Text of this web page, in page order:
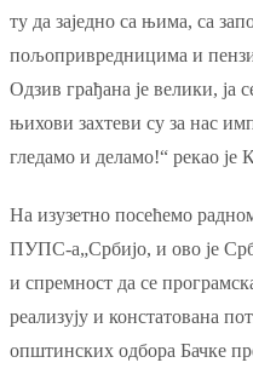
ту да заједно са њима, са
пољопривредницима и
Одзив грађана је велики, ја
њихови захтеви су за нас
гледамо и деламо!“ рекао је
На изузетно посећемо
ПУПС-а„Србијо, и ово је
и спремност да се
реализују и констатована
општинских одбора Бачке